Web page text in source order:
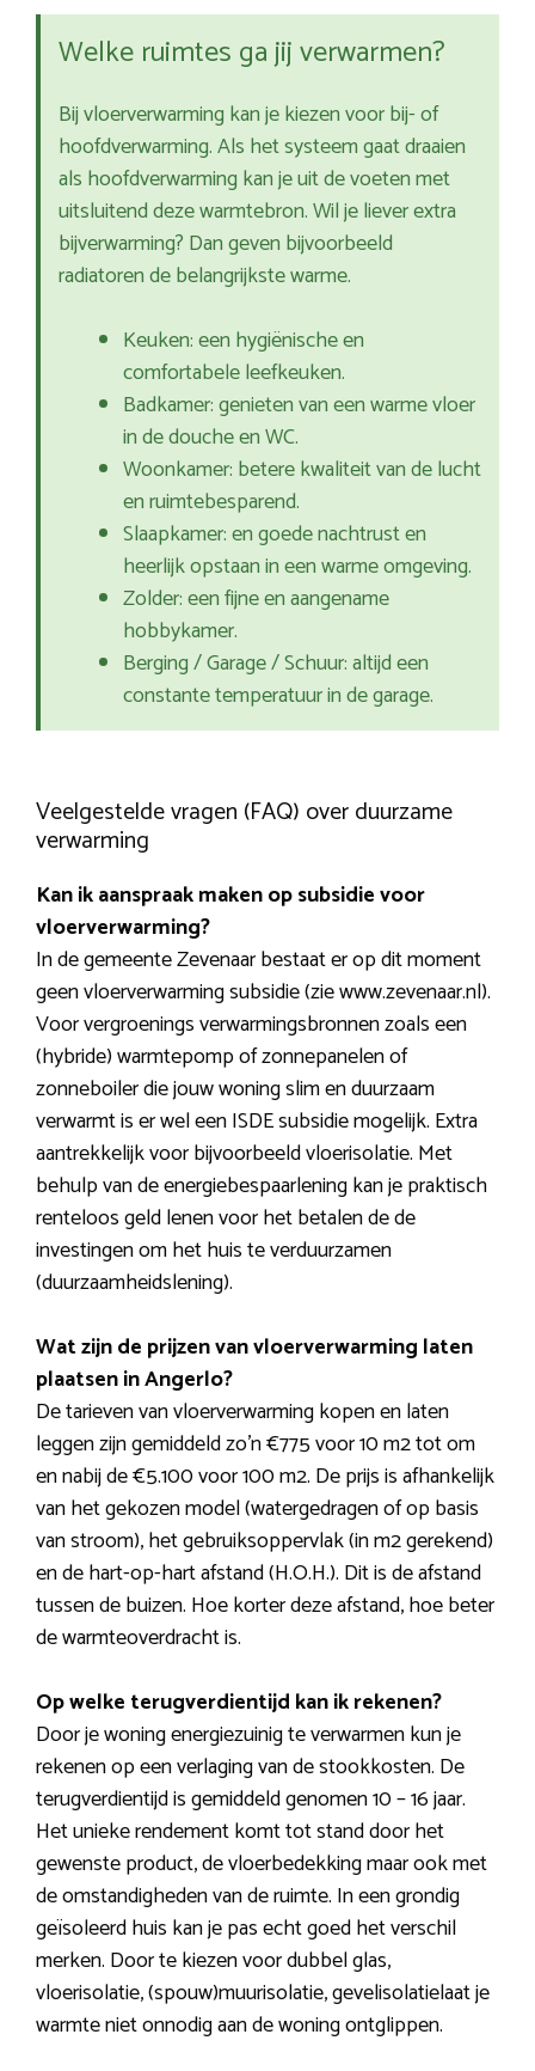
Welke ruimtes ga jij verwarmen?
Bij vloerverwarming kan je kiezen voor bij- of
hoofdverwarming. Als het systeem gaat draaien
als hoofdverwarming kan je uit de voeten met
uitsluitend deze warmtebron. Wil je liever extra
bijverwarming? Dan geven bijvoorbeeld
radiatoren de belangrijkste warme.
Keuken: een hygiënische en
comfortabele leefkeuken.
Badkamer: genieten van een warme vloer
in de douche en WC.
Woonkamer: betere kwaliteit van de lucht
en ruimtebesparend.
Slaapkamer: en goede nachtrust en
heerlijk opstaan in een warme omgeving.
Zolder: een fijne en aangename
hobbykamer.
Berging / Garage / Schuur: altijd een
constante temperatuur in de garage.
Veelgestelde vragen (FAQ) over duurzame
verwarming
Kan ik aanspraak maken op subsidie voor
vloerverwarming?
In de gemeente Zevenaar bestaat er op dit moment
geen vloerverwarming subsidie (zie www.zevenaar.nl).
Voor vergroenings verwarmingsbronnen zoals een
(hybride) warmtepomp of zonnepanelen of
zonneboiler die jouw woning slim en duurzaam
verwarmt is er wel een ISDE subsidie mogelijk. Extra
aantrekkelijk voor bijvoorbeeld vloerisolatie. Met
behulp van de energiebespaarlening kan je praktisch
renteloos geld lenen voor het betalen de de
investingen om het huis te verduurzamen
(duurzaamheidslening).
Wat zijn de prijzen van vloerverwarming laten
plaatsen in Angerlo?
De tarieven van vloerverwarming kopen en laten
leggen zijn gemiddeld zo’n €775 voor 10 m2 tot om
en nabij de €5.100 voor 100 m2. De prijs is afhankelijk
van het gekozen model (watergedragen of op basis
van stroom), het gebruiksoppervlak (in m2 gerekend)
en de hart-op-hart afstand (H.O.H.). Dit is de afstand
tussen de buizen. Hoe korter deze afstand, hoe beter
de warmteoverdracht is.
Op welke terugverdientijd kan ik rekenen?
Door je woning energiezuinig te verwarmen kun je
rekenen op een verlaging van de stookkosten. De
terugverdientijd is gemiddeld genomen 10 – 16 jaar.
Het unieke rendement komt tot stand door het
gewenste product, de vloerbedekking maar ook met
de omstandigheden van de ruimte. In een grondig
geïsoleerd huis kan je pas echt goed het verschil
merken. Door te kiezen voor dubbel glas,
vloerisolatie, (spouw)muurisolatie, gevelisolatielaat je
warmte niet onnodig aan de woning ontglippen.